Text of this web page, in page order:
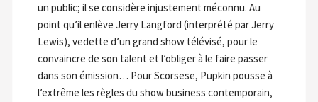
un public; il se considère injustement méconnu. Au
point qu’il enlève Jerry Langford (interprété par Jerry
Lewis), vedette d’un grand show télévisé, pour le
convaincre de son talent et l’obliger à le faire passer
dans son émission… Pour Scorsese, Pupkin pousse à
l’extrême les règles du show business contemporain,